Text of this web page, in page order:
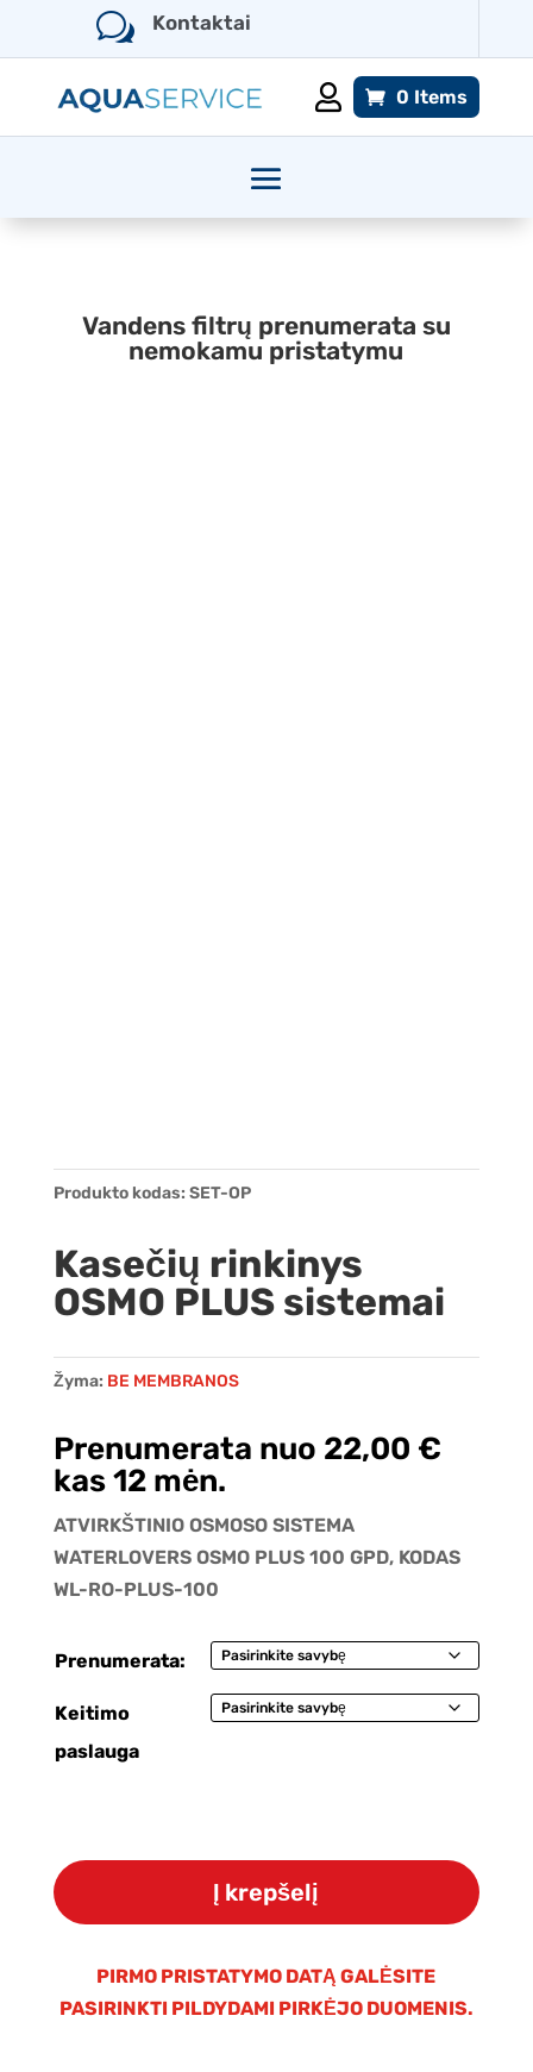
w Kontaktai
 0 Items
Vandens filtrų prenumerata su
nemokamu pristatymu
Produkto kodas: SET-OP
Kasečių rinkinys
OSMO PLUS sistemai
Žyma: BE MEMBRANOS
Prenumerata nuo 22,00 €
kas 12 mėn.
ATVIRKŠTINIO OSMOSO SISTEMA
WATERLOVERS OSMO PLUS 100 GPD, KODAS
WL-RO-PLUS-100
Prenumerata:
Keitimo
paslauga
kiekis:
Kasečių
OSMO
PLUS
Į krepšelį
PIRMO PRISTATYMO DATĄ GALĖSITE
PASIRINKTI PILDYDAMI PIRKĖJO DUOMENIS.